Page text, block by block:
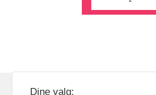
Dine valg: